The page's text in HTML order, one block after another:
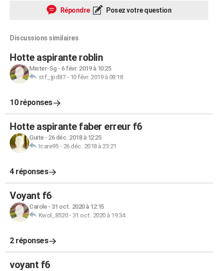
Répondre Posez votre question
Discussions similaires
Hotte aspirante roblin
Mister-Sg - 6 févr. 2019 à 10:25
stf_jpd87- 10 févr. 2019 à 08:18
10 réponses
Hotte aspirante faber erreur f6
Guite- 26 déc. 2018 à 12:25
Icare95- 26 déc. 2018 à 23:21
4 réponses
Voyant f6
Carole- 31 oct. 2020 à 12:15
Kwol_8520- 31 oct. 2020 à 19:34
2 réponses
voyant f6